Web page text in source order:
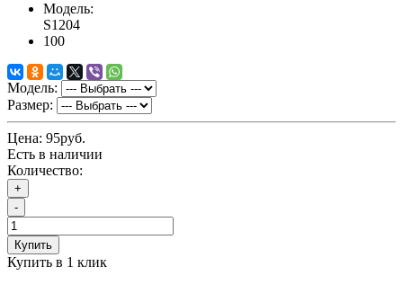
Модель:
S1204
100
Модель:
Размер:
Цена: 95руб.
Есть в наличии
Количество:
+
-
Купить
Купить в 1 клик